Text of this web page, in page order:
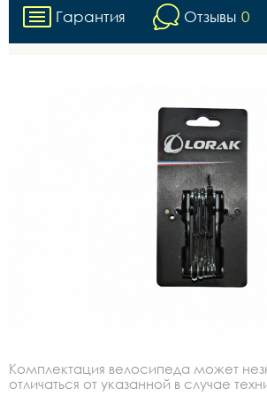
Гарантия Отзывы 0
Комплектация велосипеда может
отличаться от указанной в случае